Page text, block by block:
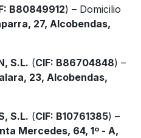
B80849912) – Domicilio
27, Alcobendas,
S.L. (CIF: B86704848) –
23, Alcobendas,
S.L. (CIF: B10761385) –
Mercedes, 64, 1º - A,